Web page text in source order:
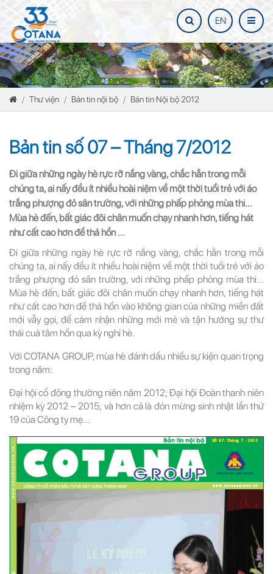
EN
Thư viện Bản tin nội bộ Bản tin Nội bộ 2012
Bản tin số 07 – Tháng 7/2012
Đi giữa những ngày hè rực rỡ nắng vàng, chắc hẳn trong mỗi
chúng ta, ai nấy đều ít nhiều hoài niệm về một thời tuổi trẻ với áo
trắng phượng đỏ sân trường, với những phấp phỏng mùa thi…
Mùa hè đến, bất giác đôi chân muốn chạy nhanh hơn, tiếng hát
như cất cao hơn để thả hồn …
Đi giữa những ngày hè rực rỡ nắng vàng, chắc hẳn trong mỗi
chúng ta, ai nấy đều ít nhiều hoài niệm về một thời tuổi trẻ với áo
trắng phượng đỏ sân trường, với những phấp phỏng mùa thi…
Mùa hè đến, bất giác đôi chân muốn chạy nhanh hơn, tiếng hát
như cất cao hơn để thả hồn vào không gian của những miền đất
mới vẫy gọi, để cảm nhận những mới mẻ và tận hưởng sự thư
thái cuả tâm hồn qua kỳ nghỉ hè.
Với COTANA GROUP, mùa hè đánh dấu nhiều sự kiện quan trọng
trong năm:
Đại hội cổ đông thường niên năm 2012; Đại hội Đoàn thanh niên
nhiệm kỳ 2012 – 2015; và hơn cả là đón mừng sinh nhật lần thứ
19 của Công ty mẹ…